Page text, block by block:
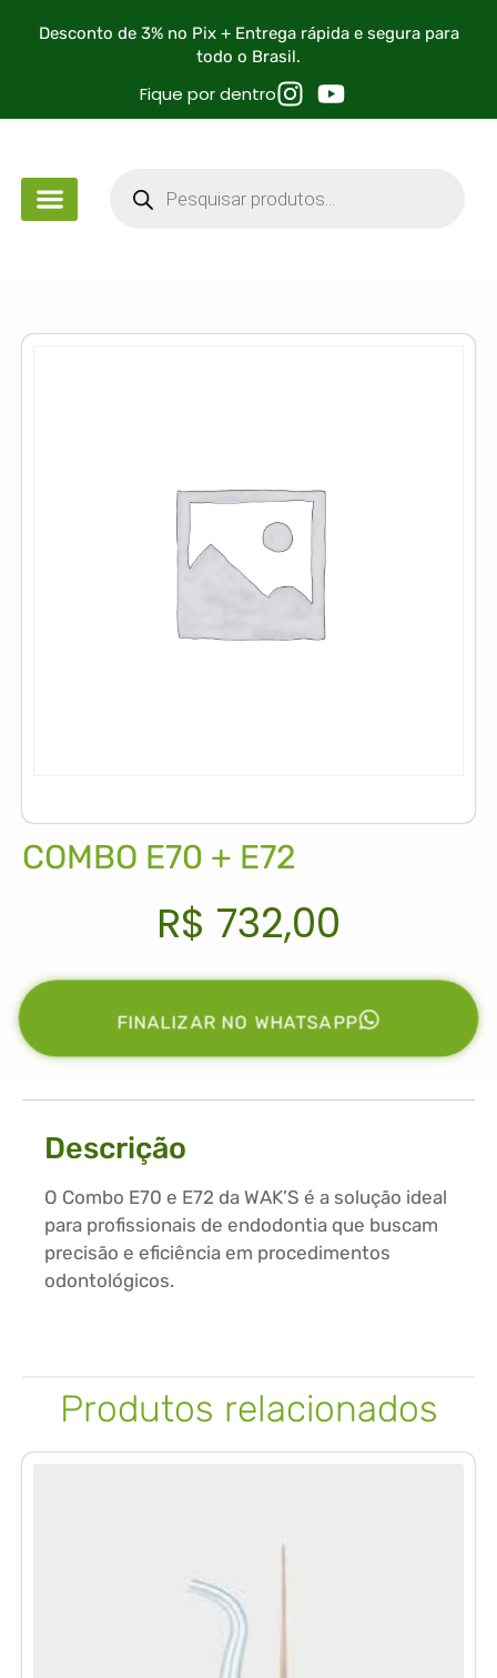
Desconto de 3% no Pix + Entrega rápida e segura para
todo o Brasil.
Fique por dentro
COMBO E70 + E72
R$ 732,00
FINALIZAR NO WHATSAPP
Descrição
O Combo E70 e E72 da WAK’S é a solução ideal
para profissionais de endodontia que buscam
precisão e eficiência em procedimentos
odontológicos.
Produtos relacionados